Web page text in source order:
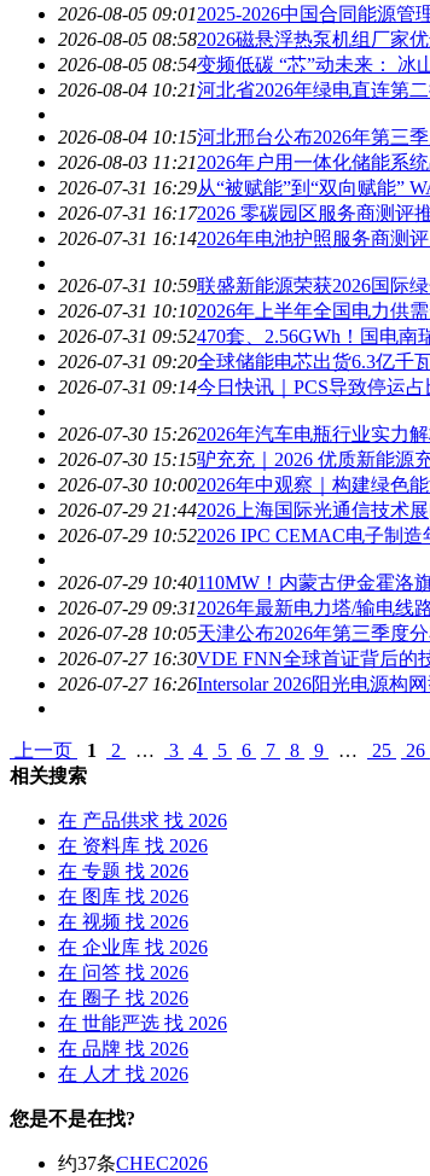
2026-08-05 09:012025-2026中国合同能源管
2026-08-05 08:582026磁悬浮热泵机组厂家
2026-08-05 08:54变频低碳 “芯”动未来： 冰
2026-08-04 10:21河北省2026年绿电直连第
2026-08-04 10:15河北邢台公布2026年第三
2026-08-03 11:212026年户用一体化储能系
2026-07-31 16:29从“被赋能”到“双向赋能”
2026-07-31 16:172026 零碳园区服务商测评
2026-07-31 16:142026年电池护照服务商测
2026-07-31 10:59联盛新能源荣获2026国际
2026-07-31 10:102026年上半年全国电力供
2026-07-31 09:52470套、2.56GWh！国电南
2026-07-31 09:20全球储能电芯出货6.3亿千
2026-07-31 09:14今日快讯｜PCS导致停运占
2026-07-30 15:262026年汽车电瓶行业实力
2026-07-30 15:15驴充充｜ 2026 优质新能源
2026-07-30 10:002026年中观察｜构建绿色
2026-07-29 21:442026 上海国际光通信技术
2026-07-29 10:522026 IPC CEMAC电子制
2026-07-29 10:40110MW！内蒙古伊金霍洛
2026-07-29 09:312026年最新电力塔/输电线
2026-07-28 10:05天津公布2026年第三季度
2026-07-27 16:30​VDE FNN全球首证背后的
2026-07-27 16:26Intersolar 2026阳光电源构
上一页 1 2 … 3 4 5 6 7 8 9 … 25 26
相关搜索
在 产品供求 找 2026
在 资料库 找 2026
在 专题 找 2026
在 图库 找 2026
在 视频 找 2026
在 企业库 找 2026
在 问答 找 2026
在 圈子 找 2026
在 世能严选 找 2026
在 品牌 找 2026
在 人才 找 2026
您是不是在找?
约37条CHEC2026